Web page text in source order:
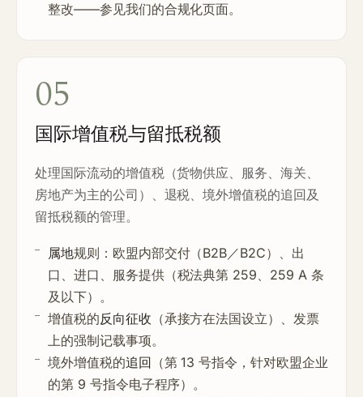
整改——参见我们的合规化页面。
05
国际增值税与留抵税额
处理国际流动的增值税（货物供应、服务、海关、
房地产为主的公司）、退税、境外增值税的追回及
留抵税额的管理。
属地规则：欧盟内部交付（B2B／B2C）、出
口、进口、服务提供（税法典第 259、259 A 条
及以下）。
增值税的反向征收 （承接方在法国设立）、发票
上的强制记载事项。
境外增值税的追回 （第 13 号指令，针对欧盟企业
的第 9 号指令电子程序）。